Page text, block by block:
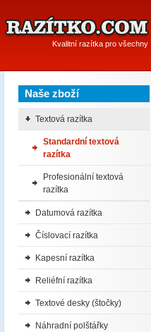
Kvalitní razítka pro všechny
Naše zboží
Textová razítka
Standardní textová
razítka
Profesionální textová
razítka
Datumová razítka
Číslovací razítka
Kapesní razítka
Reliéfní razítka
Textové desky (štočky)
Náhradní polštářky